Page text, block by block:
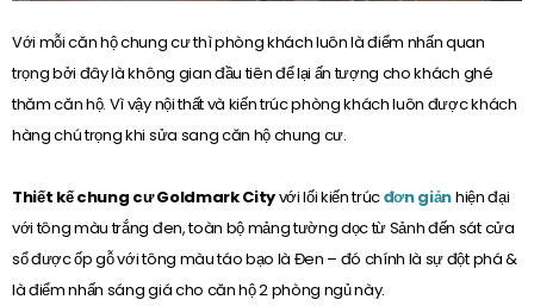
Với mỗi căn hộ chung cư thì phòng khách luôn là điểm nhấn quan
trọng bởi đây là không gian đầu tiên để lại ấn tượng cho khách ghé
thăm căn hộ. Vì vậy nội thất và kiến trúc phòng khách luôn được khách
hàng chú trọng khi sửa sang căn hộ chung cư.
Thiết kế chung cư Goldmark Cityvới lối kiến trúcđơn giảnhiện đại
với tông màu trắng đen, toàn bộ mảng tường dọc từ Sảnh đến sát cửa
sổ được ốp gỗ với tông màu táo bạo là Đen – đó chính là sự đột phá &
là điểm nhấn sáng giá cho căn hộ 2 phòng ngủ này.